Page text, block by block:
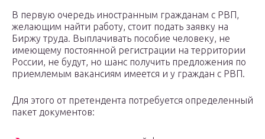
В первую очередь иностранным гражданам с РВП,
желающим найти работу, стоит подать заявку на
Биржу труда. Выплачивать пособие человеку, не
имеющему постоянной регистрации на территории
России, не будут, но шанс получить предложения по
приемлемым вакансиям имеется и у граждан с РВП.
Для этого от претендента потребуется определенный
пакет документов: